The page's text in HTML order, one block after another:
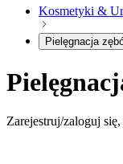
Kosmetyki &
Pielęgnacja
Zarejestruj/zaloguj